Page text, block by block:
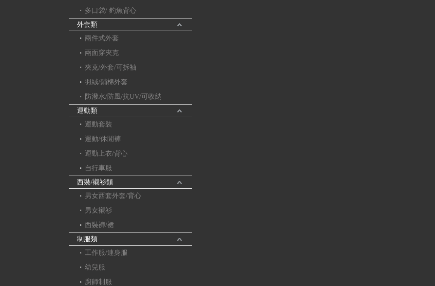
多口袋/ 釣魚背心
外套類
兩件式外套
兩面穿夾克
夾克/外套/可拆袖
羽絨/鋪棉外套
防潑水/防風/抗UV/可收納
運動類
運動套裝
運動/休閒褲
運動上衣/背心
自行車服
西裝/襯衫類
男女西套外套/背心
男女襯衫
西裝褲/裙
制服類
工作服/連身服
幼兒服
廚師制服